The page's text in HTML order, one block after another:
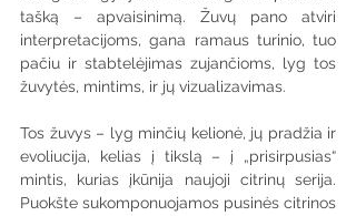
tašką – apvaisinimą. Žuvų pano atviri
interpretacijoms, gana ramaus turinio, tuo
pačiu ir stabtelėjimas zujančioms, lyg tos
žuvytės, mintims, ir jų vizualizavimas.
Tos žuvys – lyg minčių kelionė, jų pradžia ir
evoliucija, kelias į tikslą – į „prisirpusias“
mintis, kurias įkūnija naujoji citrinų serija.
Puokšte sukomponuojamos pusinės citrinos